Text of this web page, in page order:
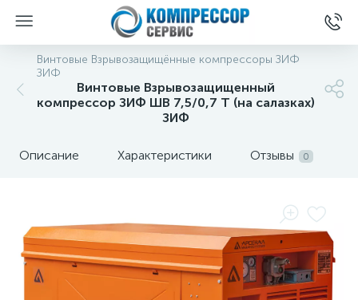
Винтовые Взрывозащищённые компрессоры ЗИФ
ЗИФ
Винтовые Взрывозащищенный
компрессор ЗИФ ШВ 7,5/0,7 Т (на салазках)
ЗИФ
Описание Характеристики Отзывы 0